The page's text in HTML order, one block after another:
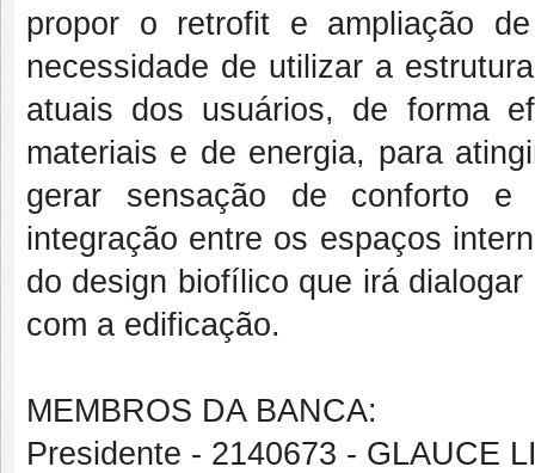
propor o retrofit e ampliação
necessidade de utilizar a
atuais dos usuários, de forma
materiais e de energia, para
gerar sensação de conforto e
integração entre os espaços
do design biofílico que irá
com a edificação.
MEMBROS DA BANCA:
Presidente - 2140673 - GLAUCE